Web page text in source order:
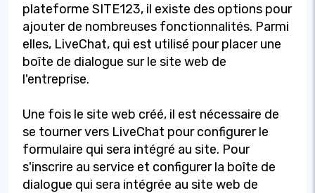
plateforme SITE123, il existe des options pour
ajouter de nombreuses fonctionnalités. Parmi
elles, LiveChat, qui est utilisé pour placer une
boîte de dialogue sur le site web de
l'entreprise.
Une fois le site web créé, il est nécessaire de
se tourner vers LiveChat pour configurer le
formulaire qui sera intégré au site. Pour
s'inscrire au service et configurer la boîte de
dialogue qui sera intégrée au site web de